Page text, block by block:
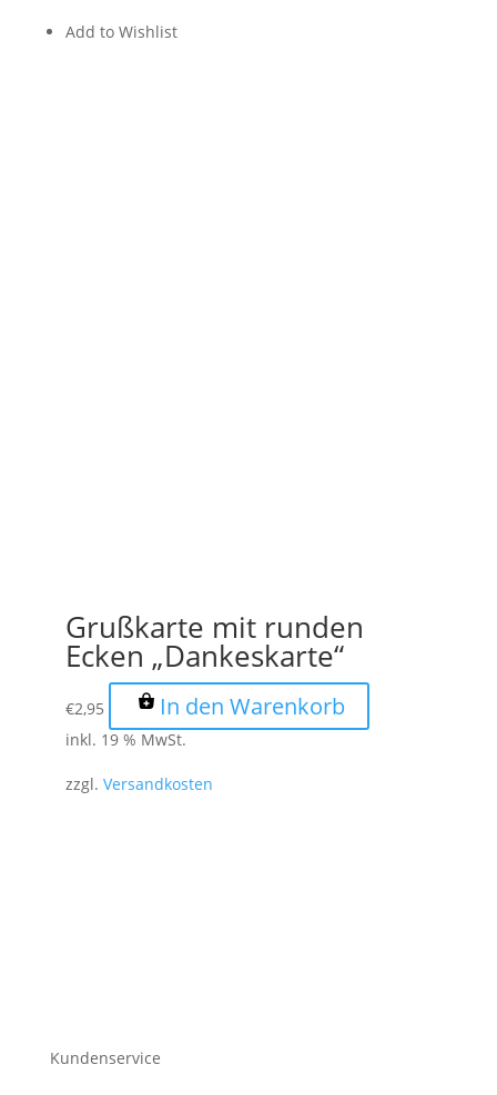
Add to Wishlist
Grußkarte mit runden
Ecken „Dankeskarte“
€2,95 In den Warenkorb
inkl. 19 % MwSt.
zzgl. Versandkosten
Kundenservice